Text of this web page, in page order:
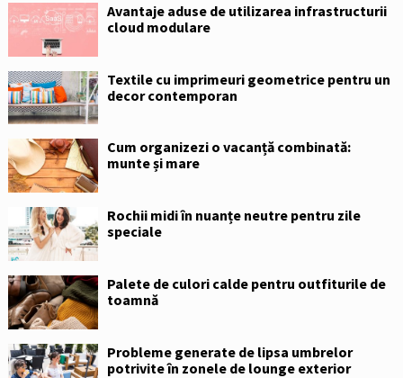
Avantaje aduse de utilizarea infrastructurii
cloud modulare
Textile cu imprimeuri geometrice pentru un
decor contemporan
Cum organizezi o vacanță combinată:
munte și mare
Rochii midi în nuanțe neutre pentru zile
speciale
Palete de culori calde pentru outfiturile de
toamnă
Probleme generate de lipsa umbrelor
potrivite în zonele de lounge exterior